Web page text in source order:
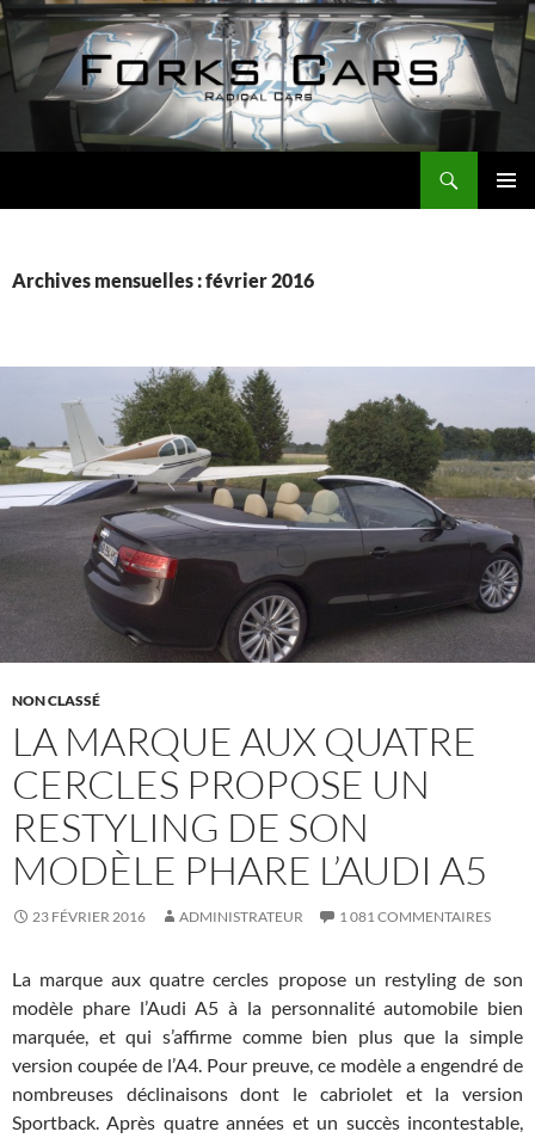
Aller
au
contenu
Archives mensuelles : février 2016
NON CLASSÉ
LA MARQUE AUX QUATRE
CERCLES PROPOSE UN
RESTYLING DE SON
MODÈLE PHARE L’AUDI A5
23 FÉVRIER 2016 ADMINISTRATEUR 1 081 COMMENTAIRES
La marque aux quatre cercles propose un restyling de son
modèle phare l’Audi A5 à la personnalité automobile bien
marquée, et qui s’affirme comme bien plus que la simple
version coupée de l’A4. Pour preuve, ce modèle a engendré de
nombreuses déclinaisons dont le cabriolet et la version
Sportback. Après quatre années et un succès incontestable,